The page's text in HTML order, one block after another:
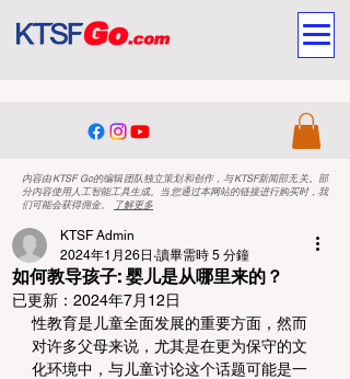
内容由KTSF Go的编辑团队独立策划和创作，与KTSF新闻部无关。部
分内容使用人工智能工具生成。当您通过本网站的链接进行购买时，我
们可能会获得佣金。
了解更多
如何教导孩子: 婴儿是从哪里来的？
KTSF Admin
2024年1月26日 讀畢需時 5 分鐘
已更新： 2024年7月12日
性教育是儿童全面发展的重要方面，然而
对许多父母来说，尤其是在更为保守的文
化环境中，与儿童讨论这个话题可能是一